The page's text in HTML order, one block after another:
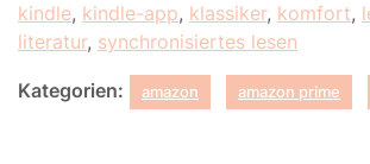
kindle, kindle-app, klassiker, komfort,
literatur, synchronisiertes lesen
Kategorien: amazon amazon prime